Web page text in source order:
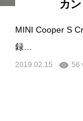
カ
MINI Cooper S
録…
2019.02.15 56